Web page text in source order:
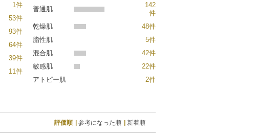
1件
53件
93件
64件
39件
11件
普通肌
142
件
乾燥肌
48件
脂性肌
5件
混合肌
42件
敏感肌
22件
アトピー肌
2件
評価順 参考になった順 新着順